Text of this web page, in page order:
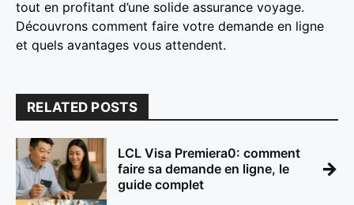
tout en profitant d’une solide assurance voyage.
Découvrons comment faire votre demande en ligne
et quels avantages vous attendent.
RELATED POSTS
LCL Visa Premiera0: comment
faire sa demande en ligne, le
guide complet
→